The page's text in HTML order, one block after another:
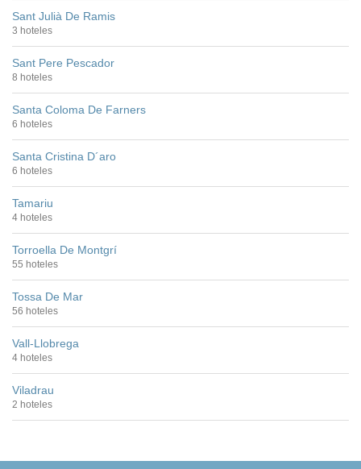
Sant Julià De Ramis
3 hoteles
Sant Pere Pescador
8 hoteles
Santa Coloma De Farners
6 hoteles
Santa Cristina D´aro
6 hoteles
Tamariu
4 hoteles
Torroella De Montgrí
55 hoteles
Tossa De Mar
56 hoteles
Vall-Llobrega
4 hoteles
Viladrau
2 hoteles